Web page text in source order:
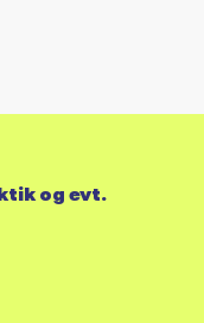
og evt.